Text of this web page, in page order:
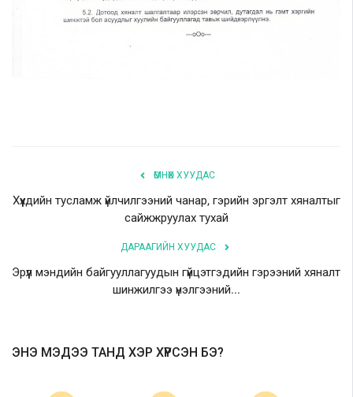
ӨМНӨХ ХУУДАС
Хүүхдийн тусламж үйлчилгээний чанар, гэрийн эргэлт хяналтыг
сайжжруулах тухай
ДАРААГИЙН ХУУДАС
Эрүүл мэндийн байгууллагуудын гүйцэтгэдийн гэрээний хяналт
шинжилгээ үнэлгээний...
ЭНЭ МЭДЭЭ ТАНД ХЭР ХҮРСЭН БЭ?